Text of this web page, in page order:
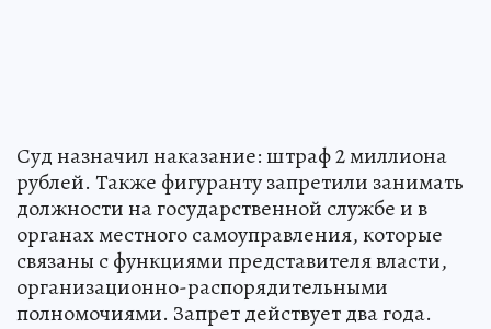
Суд назначил наказание: штраф 2 миллиона
рублей. Также фигуранту запретили занимать
должности на государственной службе и в
органах местного самоуправления, которые
связаны с функциями представителя власти,
организационно-распорядительными
полномочиями. Запрет действует два года.